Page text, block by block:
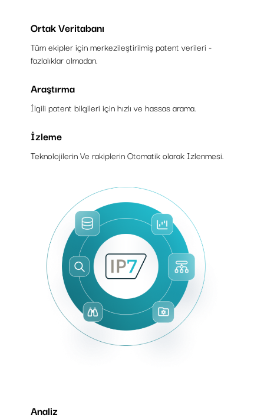
Ortak Veritabanı
Tüm ekipler için merkezileştirilmiş patent verileri -
fazlalıklar olmadan.
Araştırma
İlgili patent bilgileri için hızlı ve hassas arama.
İzleme
Teknolojilerin Ve rakiplerin Otomatik olarak Izlenmesi.
Analiz